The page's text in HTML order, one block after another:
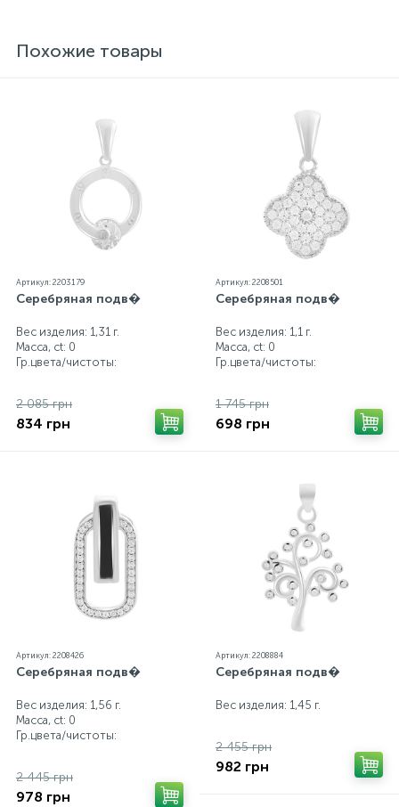
внутренний контроль качества, а также контроль
каждому ювелирному украшению прилагаются
бирка с указанием всех параметров.*Цвета
изделий на сайте могут незначительно отличаться
от реальных из-за особенностей цветопередачи
Похожие товары
Артикул: 2203179
Серебряная подв�
Вес изделия: 1,31 г.
Масса, ct: 0
Гр.цвета/чистоты:
2 085 грн
834 грн
Артикул: 2208501
Серебряная подв�
Вес изделия: 1,1 г.
Масса, ct: 0
Гр.цвета/чистоты:
1 745 грн
698 грн
Артикул: 2208426
Серебряная подв�
Вес изделия: 1,56 г.
Масса, ct: 0
Гр.цвета/чистоты:
2 445 грн
978 грн
Артикул: 2208884
Серебряная подв�
Вес изделия: 1,45 г.
2 455 грн
982 грн